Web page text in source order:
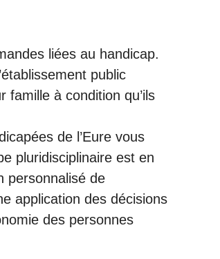
liées au handicap.
public
famille à condition qu’ils
de l’Eure vous
pluridisciplinaire est en
personnalisé de
application des décisions
des personnes